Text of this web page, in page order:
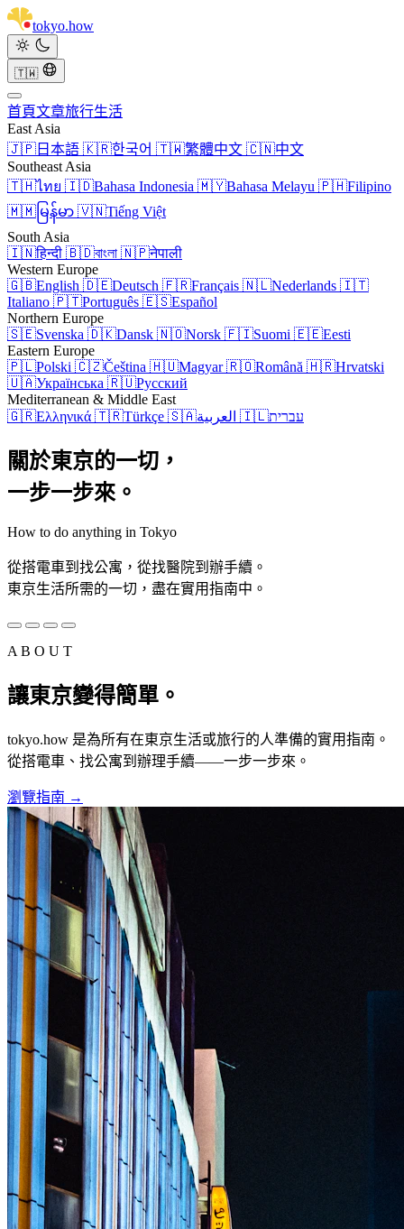
tokyo.how
🇹🇼
首頁文章旅行生活
East Asia
🇯🇵 日本語 🇰🇷한국어 🇹🇼繁體中文 🇨🇳中文
Southeast Asia
🇹🇭ไทย 🇮🇩Bahasa Indonesia 🇲🇾Bahasa Melayu 🇵🇭Filipino
🇲🇲 မြန်မာ 🇻🇳Tiếng Việt
South Asia
🇮🇳हिन्दी 🇧🇩বাংলা 🇳🇵नेपाली
Western Europe
🇬🇧English 🇩🇪Deutsch 🇫🇷Français 🇳🇱Nederlands 🇮🇹
Italiano 🇵🇹Português 🇪🇸Español
Northern Europe
🇸🇪Svenska 🇩🇰Dansk 🇳🇴Norsk 🇫🇮Suomi 🇪🇪Eesti
Eastern Europe
🇵🇱Polski 🇨🇿Čeština 🇭🇺Magyar🇷🇴Română 🇭🇷Hrvatski
🇺🇦Українська 🇷🇺Русский
Mediterranean & Middle East
🇬🇷Ελληνικά 🇹🇷Türkçe 🇸🇦 🇮🇱עברית
關於東京的一切，
一步一步來。
How to do anything in Tokyo
從搭電車到找公寓，從找醫院到辦手續。
東京生活所需的一切，盡在實用指南中。
A B O U T
讓東京變得簡單。
tokyo.how 是為所有在東京生活或旅行的人準備的實用指南。
從搭電車、找公寓到辦理手續——一步一步來。
瀏覽指南 →